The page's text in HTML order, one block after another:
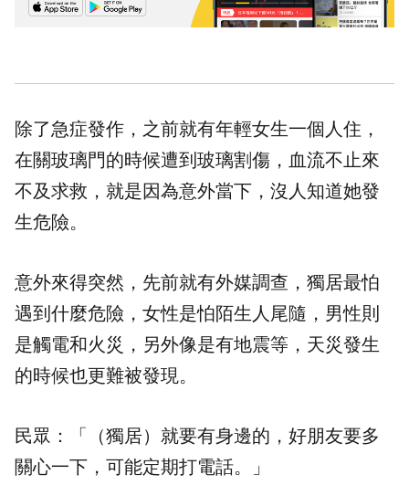
除了急症發作，之前就有年輕女生一個人住，
在關玻璃門的時候遭到玻璃割傷，血流不止來
不及求救，就是因為意外當下，沒人知道她發
生危險。
意外來得突然，先前就有外媒調查，獨居最怕
遇到什麼危險，女性是怕陌生人尾隨，男性則
是觸電和火災，另外像是有地震等，天災發生
的時候也更難被發現。
民眾：「（獨居）就要有身邊的，好朋友要多
關心一下，可能定期打電話。」